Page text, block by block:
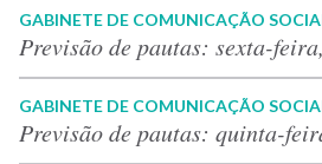
GABINETE DE COMUNICAÇÃO
Previsão de pautas: sexta-
GABINETE DE COMUNICAÇÃO
Previsão de pautas: quinta-